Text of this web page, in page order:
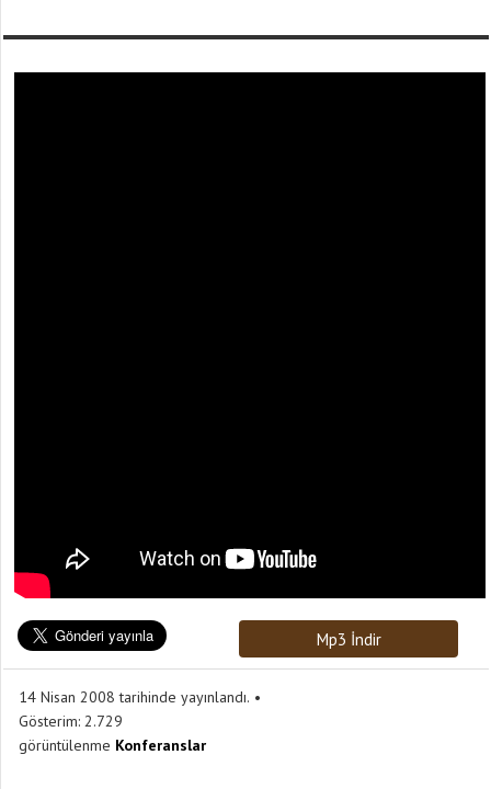
Mp3 İndir
14 Nisan 2008 tarihinde yayınlandı.
Gösterim: 2.729
görüntülenme Konferanslar